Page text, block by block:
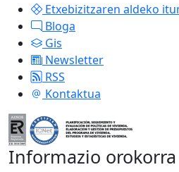
Etxebizitzaren aldeko
Bloga
Gis
Newsletter
RSS
Kontaktua
Informazio orokorra